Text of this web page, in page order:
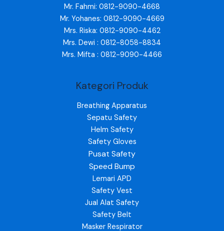
Mr. Fahmi: 0812-9090-4668
Mr. Yohanes: 0812-9090-4669
Mrs. Riska: 0812-9090-4462
Mrs. Dewi : 0812-8058-8834
Mrs. Mifta : 0812-9090-4466
Kategori Produk
Breathing Apparatus
Sepatu Safety
Helm Safety
Safety Gloves
Pusat Safety
Speed Bump
Lemari APD
Safety Vest
Jual Alat Safety
Safety Belt
Masker Respirator